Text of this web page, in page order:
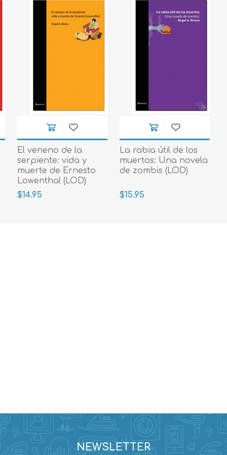
El veneno de la
serpiente: vida y
muerte de Ernesto
Lowenthal (LOD)
$14.95
La rabia útil de los
muertos: Una novela
de zombis (LOD)
$15.95
NEWSLETTER